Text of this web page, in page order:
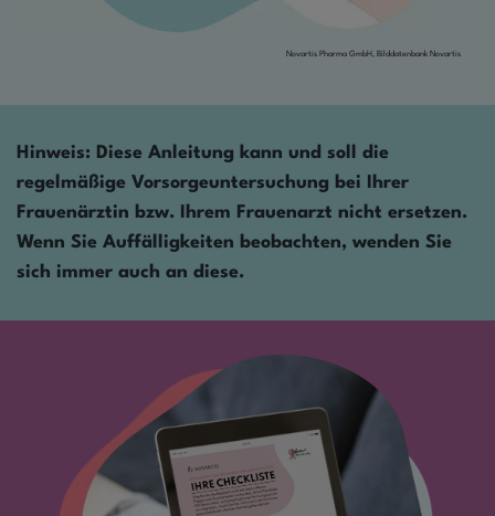
Novartis Pharma GmbH, Bilddatenbank Novartis
Hinweis: Diese Anleitung kann und soll die
regelmäßige Vorsorgeuntersuchung bei Ihrer
Frauenärztin bzw. Ihrem Frauenarzt nicht ersetzen.
Wenn Sie Auffälligkeiten beobachten, wenden Sie
sich immer auch an diese.